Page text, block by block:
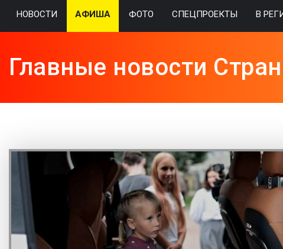
НОВОСТИ АФИША ФОТО СПЕЦПРОЕКТЫ В
Главные новости